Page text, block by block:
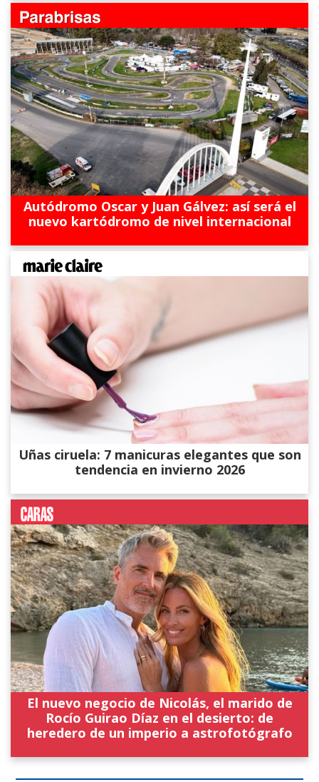
Autódromo Oscar y Juan Gálvez: así será el
nuevo kartódromo de nivel internacional
Uñas ciruela: 7 manicuras elegantes que son
tendencia en invierno 2026
El nuevo negocio de Nicolás, el marido de
Rocío Guirao Díaz en el desierto: de
heredero de un imperio a astrofotógrafo